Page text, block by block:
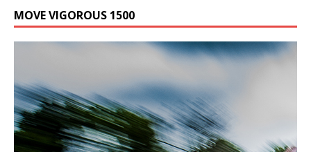
MOVE VIGOROUS 1500